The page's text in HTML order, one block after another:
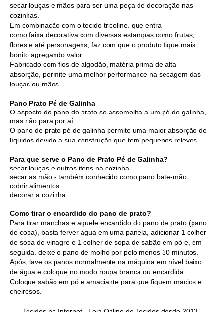
secar louças e mãos para ser uma peça de decoração nas
cozinhas.
Em combinação com o tecido tricoline , que entra
como faixa decorativa com diversas estampas como frutas,
flores e até personagens, faz com que o produto fique mais
bonito agregando valor.
Fabricado com fios de algodão, matéria prima de alta
absorção, permite uma melhor performance na secagem das
louças ou mãos.
Pano Prato Pé de Galinha
O aspecto do pano de prato se assemelha a um pé de galinha,
mas não para por aí.
O pano de prato pé de galinha permite uma maior absorção de
líquidos devido a sua construção que tem pequenos relevos.
Para que serve o Pano de Prato Pé de Galinha?
secar louças e outros itens na cozinha
secar as mão - também conhecido como pano bate-mão
cobrir alimentos
decorar a cozinha
Como tirar o encardido do pano de prato?
Para tirar manchas e aquele encardido do pano de prato (pano
de copa), basta ferver água em uma panela, adicionar 1 colher
de sopa de vinagre e 1 colher de sopa de sabão em pó e, em
seguida, deixe o pano de molho por pelo menos 30 minutos.
Após, lave os panos normalmente na máquina em nível baixo
de água e coloque no modo roupa branca ou encardida.
Coloque sabão em pó e amaciante para que fiquem macios e
cheirosos.